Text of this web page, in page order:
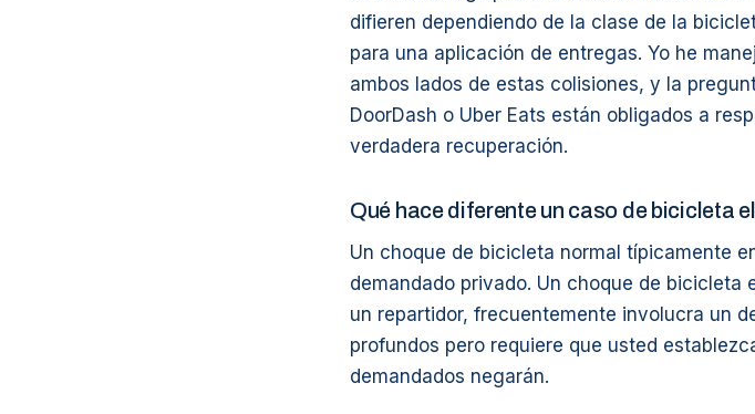
difieren dependiendo de la clase de la
para una aplicación de entregas. Yo he
ambos lados de estas colisiones, y la
DoorDash o Uber Eats están obligados a
verdadera recuperación.
Qué hace diferente un caso de bicicleta
Un choque de bicicleta normal típicamente
demandado privado. Un choque de
un repartidor, frecuentemente involucra un
profundos pero requiere que usted
demandados negarán.